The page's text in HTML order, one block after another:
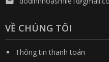
VỀ CHÚNG TÔI
Thông tin thanh toán